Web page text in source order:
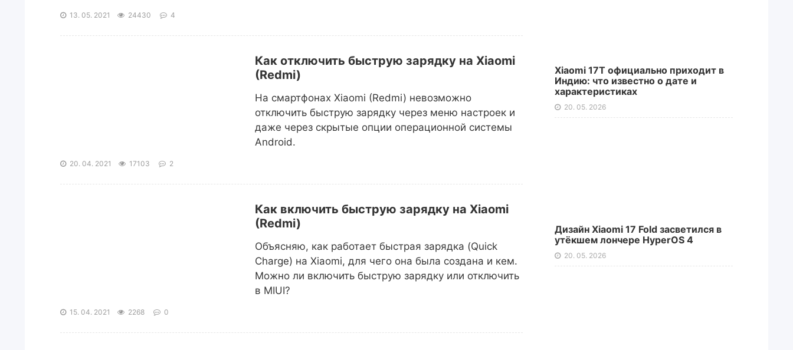
13. 05. 2021 24430 4
Как отключить быструю зарядку на Xiaomi
(Redmi)
На смартфонах Xiaomi (Redmi) невозможно
отключить быструю зарядку через меню настроек и
даже через скрытые опции операционной системы
Android.
20. 04. 2021 17103 2
Как включить быструю зарядку на Xiaomi
(Redmi)
Объясняю, как работает быстрая зарядка (Quick
Charge) на Xiaomi, для чего она была создана и кем.
Можно ли включить быструю зарядку или отключить
в MIUI?
15. 04. 2021 2268 0
Xiaomi 17T официально приходит в
Индию: что известно о дате и
характеристиках
20. 05. 2026
Дизайн Xiaomi 17 Fold засветился в
утёкшем лончере HyperOS 4
20. 05. 2026